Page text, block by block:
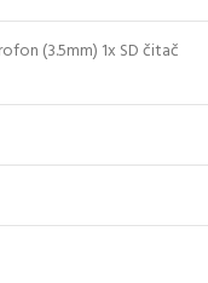
(3.5mm) 1x SD čitač